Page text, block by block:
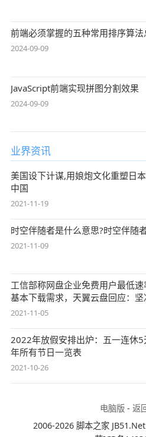
前端必须掌握的五种常用排序算
2024-09-09
JavaScript前端实现拼图分割效果
2024-09-09
业界资讯
美国设下计谋,用娘炮文化重塑日
中国
2021-11-19
时空伴随者是什么意思?时空伴随
2021-11-09
工信部称网盘企业免费用户最低速
基本下载需求，天翼云盘回应：坚
始终
2021-11-05
2022年放假安排出炉：五一连休
年所有节日一览表
2021-10-26
电脑版- 返
2006-2026 脚本之家